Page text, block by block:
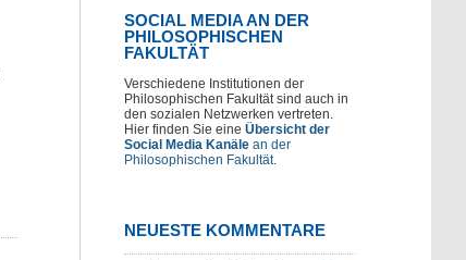
SOCIAL MEDIA AN DER
PHILOSOPHISCHEN
FAKULTÄT
Verschiedene Institutionen der
Philosophischen Fakultät sind auch in
den sozialen Netzwerken vertreten.
Hier finden Sie eine Übersicht der
Social Media Kanäle an der
Philosophischen Fakultät.
NEUESTE KOMMENTARE